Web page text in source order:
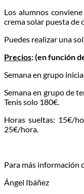
Los alumnos
crema solar puesta de
Puedes realizar una
Precios: (en función
Semana en grupo
Semana en grupo de
Tenis solo 180€.
Horas sueltas: 15€/
25€/hora.
Para más información
Ángel Ibáñez